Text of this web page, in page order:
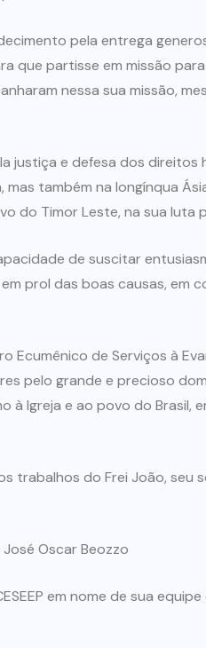
pela entrega
que partisse em missão
nessa sua missão,
justiça e defesa dos direitos
mas também na longínqua
do Timor Leste, na sua luta
de suscitar
prol das boas causas, em
Ecumênico de Serviços à
pelo grande e precioso
à Igreja e ao povo do Brasil,
trabalhos do Frei João, seu
José Oscar Beozzo
em nome de sua